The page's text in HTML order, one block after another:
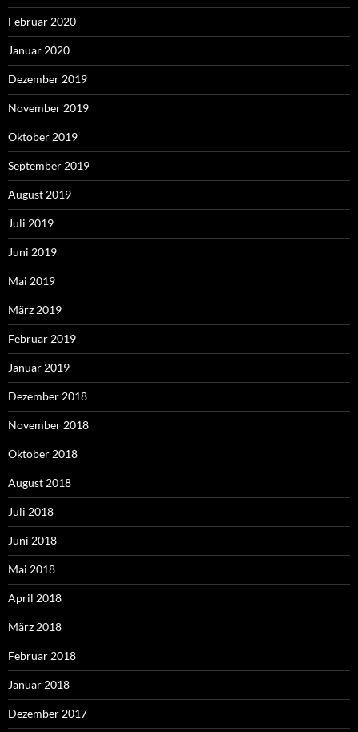
Februar 2020
Januar 2020
Dezember 2019
November 2019
Oktober 2019
September 2019
August 2019
Juli 2019
Juni 2019
Mai 2019
März 2019
Februar 2019
Januar 2019
Dezember 2018
November 2018
Oktober 2018
August 2018
Juli 2018
Juni 2018
Mai 2018
April 2018
März 2018
Februar 2018
Januar 2018
Dezember 2017